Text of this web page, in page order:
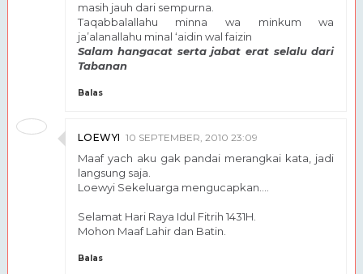
masih jauh dari sempurna.
Taqabbalallahu minna wa minkum wa
ja’alanallahu minal ‘aidin wal faizin
Salam hangacat serta jabat erat selalu dari
Tabanan
Balas
LOEWYI 10 SEPTEMBER, 2010 23:09
Maaf yach aku gak pandai merangkai kata, jadi
langsung saja.
Loewyi Sekeluarga mengucapkan….
Selamat Hari Raya Idul Fitrih 1431H.
Mohon Maaf Lahir dan Batin.
Balas